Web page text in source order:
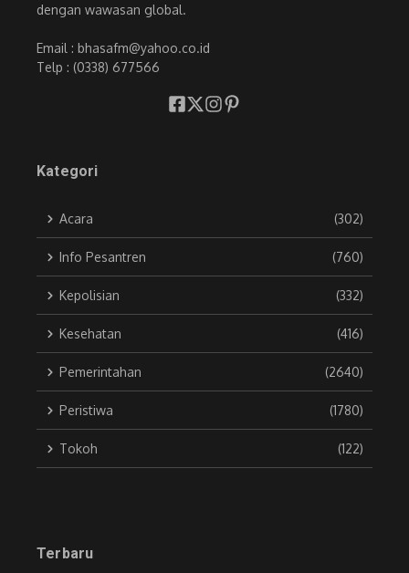
dengan wawasan global.
Email : bhasafm@yahoo.co.id
Telp : (0338) 677566
Kategori
Acara (302)
Info Pesantren (760)
Kepolisian (332)
Kesehatan (416)
Pemerintahan (2640)
Peristiwa (1780)
Tokoh (122)
Terbaru